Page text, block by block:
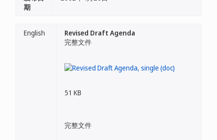
期
English
Revised Draft Agenda
完整文件
51 KB
完整文件